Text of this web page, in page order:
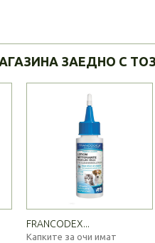
ЗАЕДНО С
FRANCODEX...
Капките за очи имат